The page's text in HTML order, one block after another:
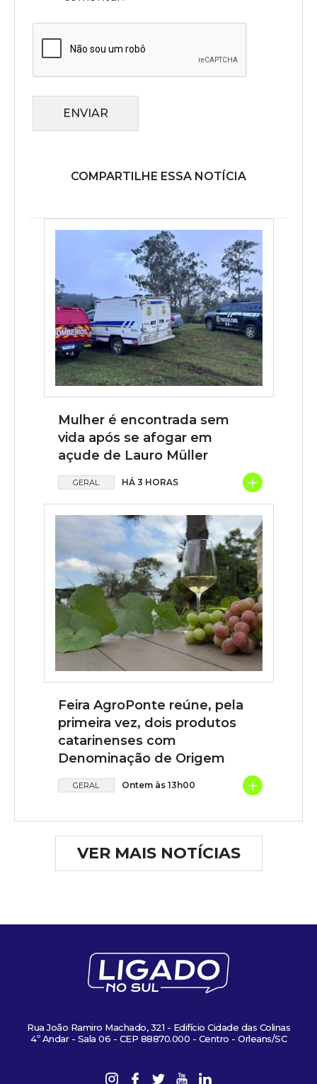
ENVIAR
COMPARTILHE ESSA NOTÍCIA
Mulher é encontrada sem
vida após se afogar em
açude de Lauro Müller
GERAL HÁ 3 HORAS +
Feira AgroPonte reúne, pela
primeira vez, dois produtos
catarinenses com
Denominação de Origem
GERAL Ontem às 13h00 +
VER MAIS NOTÍCIAS
Rua João Ramiro Machado, 321 - Edifício Cidade das Colinas
4º Andar - Sala 06 - CEP 88870.000 - Centro - Orleans/SC